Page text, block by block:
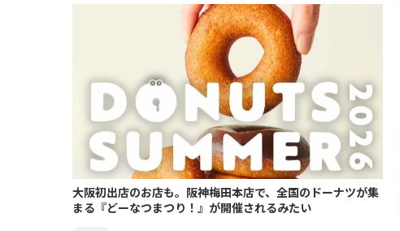
大阪初出店のお店も。阪神梅田本店で、全国のドーナツが集
まる『どーなつまつり！』が開催されるみたい